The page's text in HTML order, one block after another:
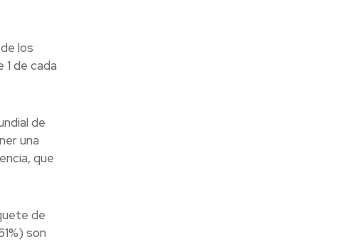
los
1 de cada
de
una
que
de
son